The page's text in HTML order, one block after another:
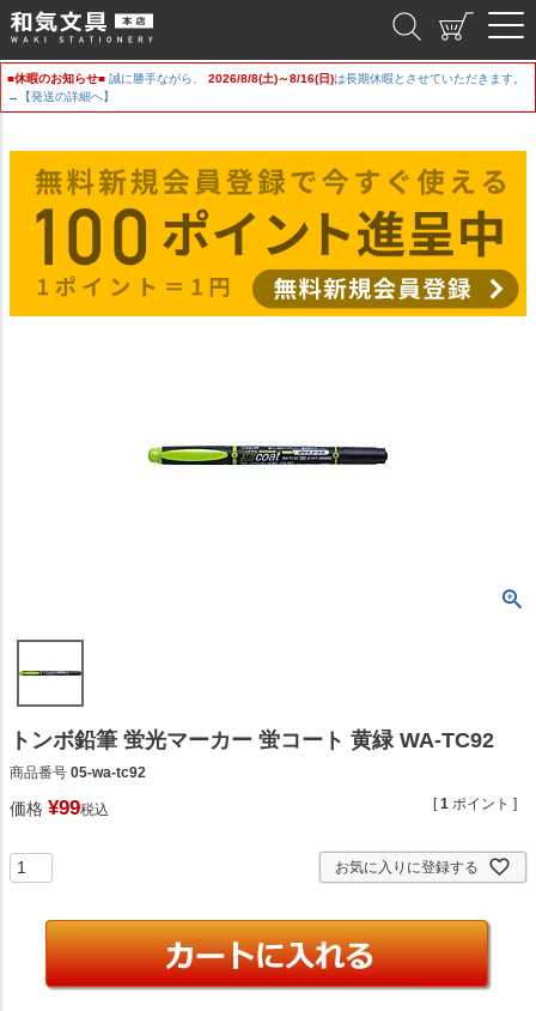
■休暇のお知らせ■ 誠に勝手ながら、 2026/8/8(土)～8/16(日)は長期休暇とさせていただきます。
→【発送の詳細へ】
トンボ鉛筆 蛍光マーカー 蛍コート 黄緑 WA-TC92
商品番号 05-wa-tc92
価格 ¥99税込 [1 ポイント ]
お気に入りに登録する